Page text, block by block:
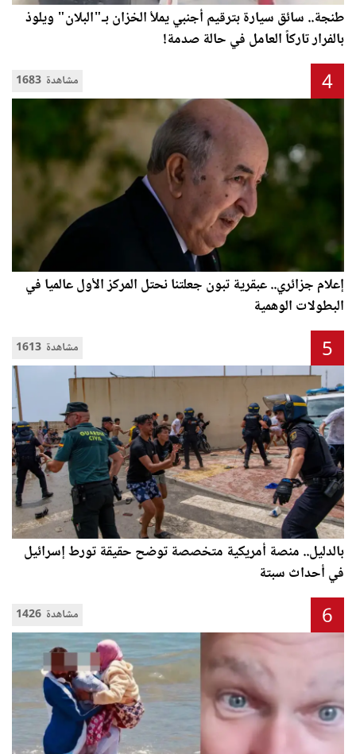
طنجة.. سائق سيارة بترقيم أجنبي يملأ الخزان بـ"البلان" ويلوذ
بالفرار تاركاً العامل في حالة صدمة!
1683 مشاهدة 4
إعلام جزائري.. عبقرية تبون جعلتنا نحتل المركز الأول عالميا في
البطولات الوهمية
1613 مشاهدة 5
بالدليل.. منصة أمريكية متخصصة توضح حقيقة تورط إسرائيل
في أحداث سبتة
1426 مشاهدة 6